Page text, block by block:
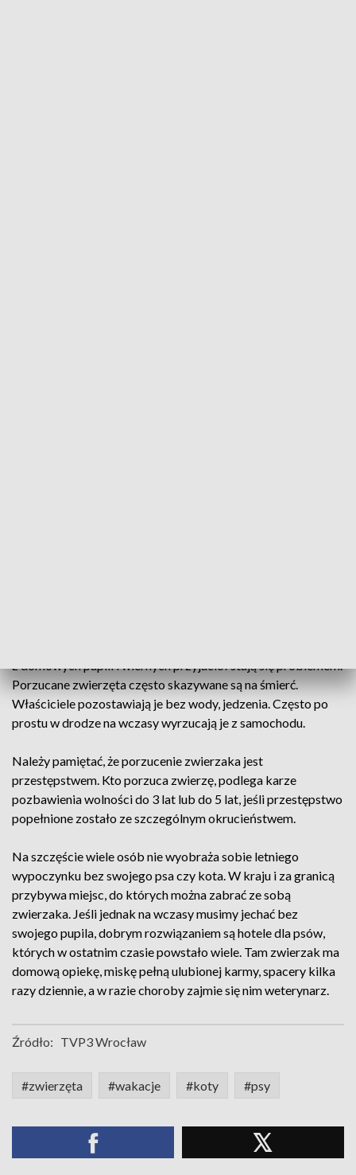
z domowych pupili i wiernych przyjaciół stają się problemem.
Porzucane zwierzęta często skazywane są na śmierć.
Właściciele pozostawiają je bez wody, jedzenia. Często po
prostu w drodze na wczasy wyrzucają je z samochodu.
Należy pamiętać, że porzucenie zwierzaka jest
przestępstwem. Kto porzuca zwierzę, podlega karze
pozbawienia wolności do 3 lat lub do 5 lat, jeśli przestępstwo
popełnione zostało ze szczególnym okrucieństwem.
Na szczęście wiele osób nie wyobraża sobie letniego
wypoczynku bez swojego psa czy kota. W kraju i za granicą
przybywa miejsc, do których można zabrać ze sobą
zwierzaka. Jeśli jednak na wczasy musimy jechać bez
swojego pupila, dobrym rozwiązaniem są hotele dla psów,
których w ostatnim czasie powstało wiele. Tam zwierzak ma
domową opiekę, miskę pełną ulubionej karmy, spacery kilka
razy dziennie, a w razie choroby zajmie się nim weterynarz.
Źródło: TVP3 Wrocław
#zwierzęta #wakacje #koty #psy